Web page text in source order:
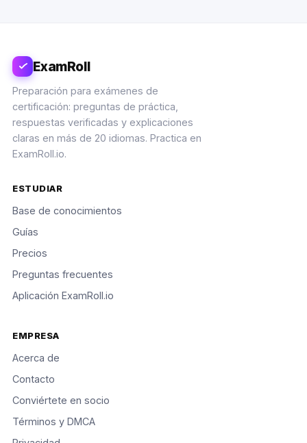
ExamRoll
Preparación para exámenes de
certificación: preguntas de práctica,
respuestas verificadas y explicaciones
claras en más de 20 idiomas. Practica en
ExamRoll.io.
ESTUDIAR
Base de conocimientos
Guías
Precios
Preguntas frecuentes
Aplicación ExamRoll.io
EMPRESA
Acerca de
Contacto
Conviértete en socio
Términos y DMCA